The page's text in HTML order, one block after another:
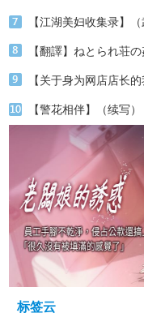
【翻譯】ねとられ荘
【警花相伴】（续写
标签云